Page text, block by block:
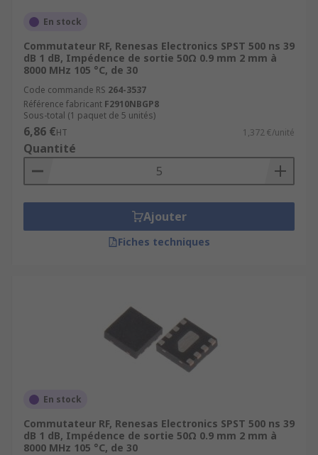
En stock
Commutateur RF, Renesas Electronics SPST 500 ns 39
dB 1 dB, Impédence de sortie 50Ω 0.9 mm 2 mm à
8000 MHz 105 °C, de 30
Code commande RS 264-3537
Référence fabricant F2910NBGP8
Sous-total (1 paquet de 5 unités)
6,86 €HT 1,372 €/unité
Quantité
Ajouter
Fiches techniques
En stock
Commutateur RF, Renesas Electronics SPST 500 ns 39
dB 1 dB, Impédence de sortie 50Ω 0.9 mm 2 mm à
8000 MHz 105 °C, de 30